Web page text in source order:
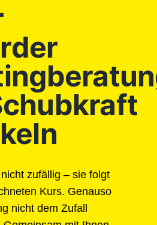
zufällig – sie folgt
Kurs. Genauso
nicht dem Zufall